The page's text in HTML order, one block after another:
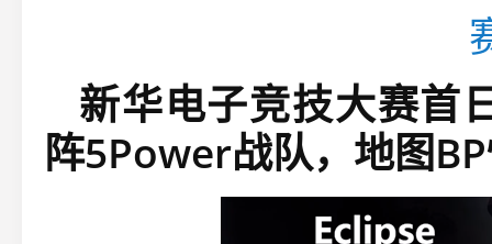
新华电子竞技大赛首
阵5Power战队，地图